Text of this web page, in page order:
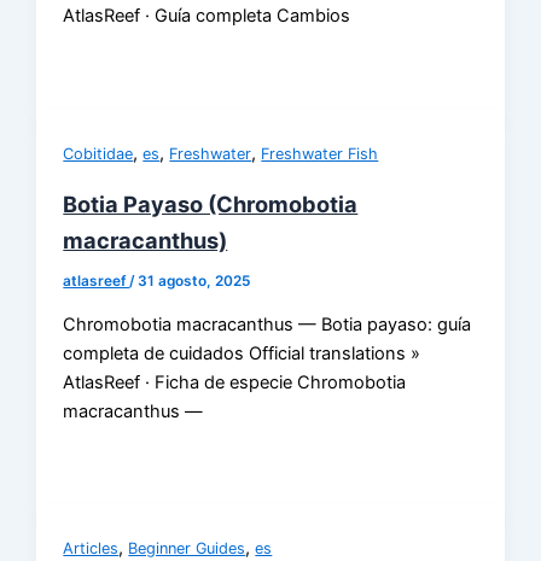
AtlasReef · Guía completa Cambios
Cobitidae,es, Freshwater, Freshwater Fish
Botia Payaso (Chromobotia
macracanthus)
atlasreef/31 agosto, 2025
Chromobotia macracanthus — Botia payaso: guía
completa de cuidados Official translations »
AtlasReef · Ficha de especie Chromobotia
macracanthus —
Articles, Beginner Guides,es